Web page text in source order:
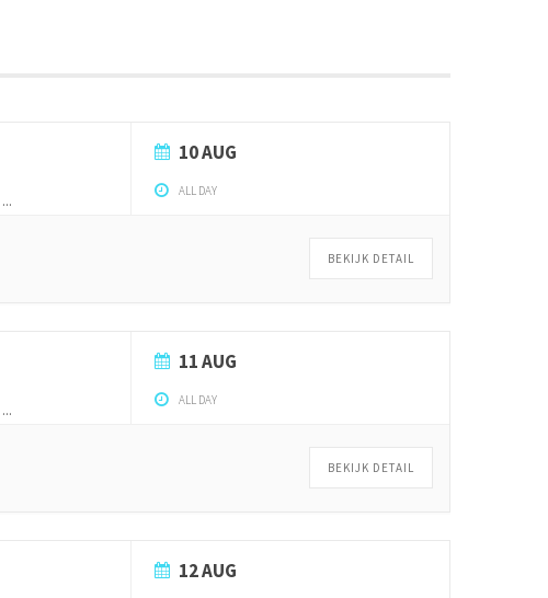
...
10 AUG
ALL DAY
BEKIJK DETAIL
...
11 AUG
ALL DAY
BEKIJK DETAIL
12 AUG